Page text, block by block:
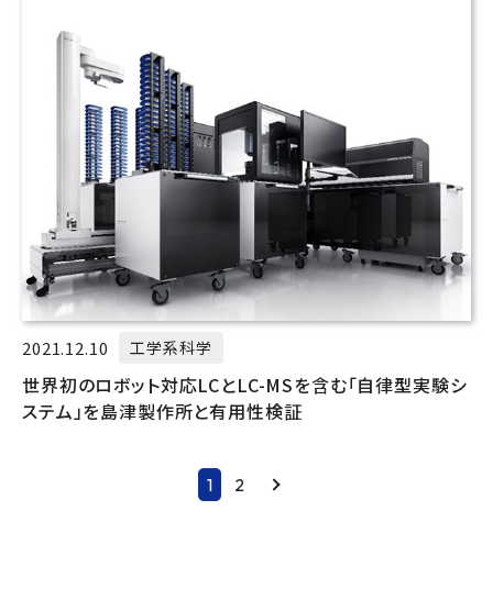
2021.12.10 工学系科学
世界初のロボット対応LCとLC-MSを含む「自律型実験シ
ステム」を島津製作所と有用性検証
1 2 Next